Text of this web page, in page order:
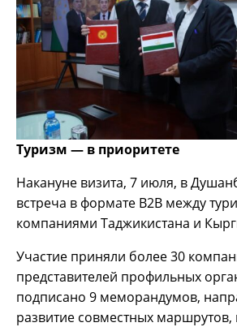
Туризм — в приоритете
Накануне визита, 7 июля, в
встреча в формате B2B между
компаниями Таджикистана и
Участие приняли более 30
представителей профильных
подписано 9 меморандумов,
развитие совместных